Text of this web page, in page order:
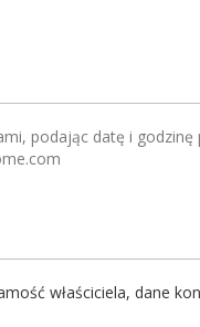
podając datę i godzinę
właściciela, dane